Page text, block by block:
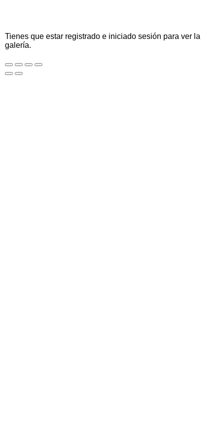
Tienes que estar registrado e iniciado sesión para ver la
galería.